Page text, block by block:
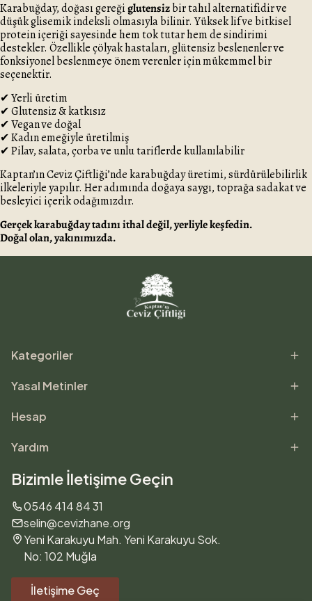
Karabuğday, doğası gereğiglutensizbir tahıl alternatifidir ve
düşük glisemik indeksli olmasıyla bilinir. Yüksek lif ve bitkisel
protein içeriği sayesinde hem tok tutar hem de sindirimi
destekler. Özellikle çölyak hastaları, glütensiz beslenenler ve
fonksiyonel beslenmeye önem verenler için mükemmel bir
seçenektir.
✔ Yerli üretim
✔ Glutensiz & katkısız
✔ Vegan ve doğal
✔ Kadın emeğiyle üretilmiş
✔ Pilav, salata, çorba ve unlu tariflerde kullanılabilir
Kaptan’ın Ceviz Çiftliği’nde karabuğday üretimi, sürdürülebilirlik
ilkeleriyle yapılır. Her adımında doğaya saygı, toprağa sadakat ve
besleyici içerik odağımızdır.
Gerçek karabuğday tadını ithal değil, yerliyle keşfedin.
Doğal olan, yakınımızda.
Kategoriler
Yasal Metinler
Hesap
Yardım
Bizimle İletişime Geçin
0546 414 84 31
selin@cevizhane.org
Yeni Karakuyu Mah. Yeni Karakuyu Sok.
No: 102 Muğla
İletişime Geç